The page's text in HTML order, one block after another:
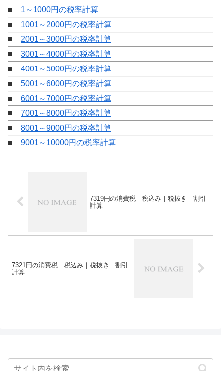
■ 1～1000円の税率計算
■ 1001～2000円の税率計算
■ 2001～3000円の税率計算
■ 3001～4000円の税率計算
■ 4001～5000円の税率計算
■ 5001～6000円の税率計算
■ 6001～7000円の税率計算
■ 7001～8000円の税率計算
■ 8001～9000円の税率計算
■ 9001～10000円の税率計算
7319円の消費税｜税込み｜税抜き｜割引
計算
7321円の消費税｜税込み｜税抜き｜割引
計算